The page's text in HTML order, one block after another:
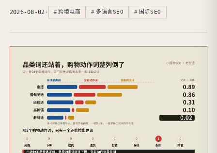
2026-08-02 · 跨境电商 多语言SEO 国际SEO